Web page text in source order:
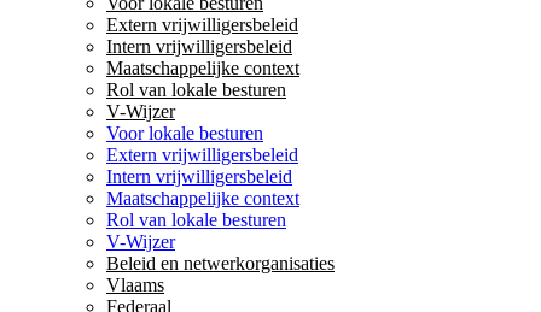
Extern vrijwilligersbeleid
Intern vrijwilligersbeleid
Maatschappelijke context
Rol van lokale besturen
V-Wijzer
Voor lokale besturen
Extern vrijwilligersbeleid
Intern vrijwilligersbeleid
Maatschappelijke context
Rol van lokale besturen
V-Wijzer
Beleid en netwerkorganisaties
Vlaams
Federaal